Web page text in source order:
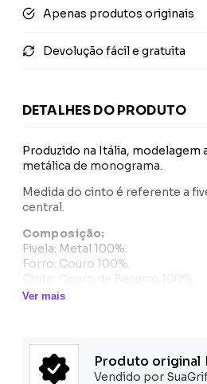
Apenas produtos originais
Devolução fácil e gratuita
DETALHES DO PRODUTO
Produzido na Itália, modelagem
metálica de monograma.
Medida do cinto é referente a
central.
Composição:
Fivela: Metal 100%.
Forro: Couro 100%.
Ver mais
Produto original
Vendido por